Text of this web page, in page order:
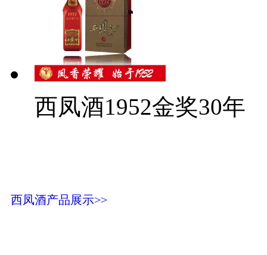
西凤酒1952金奖30年
西凤酒产品展示>>